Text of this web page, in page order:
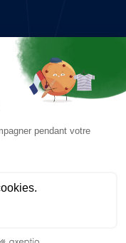
Mentions légales